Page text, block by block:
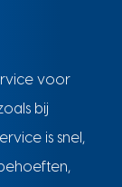
voor
bij
is snel,